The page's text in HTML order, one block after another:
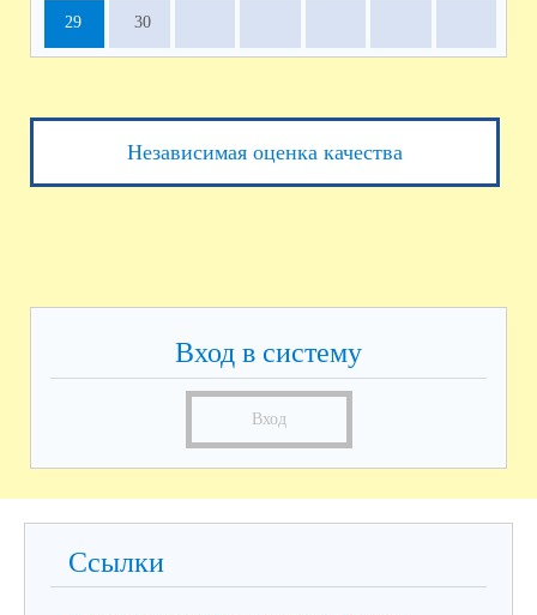
29 30
Независимая оценка качества
Вход в систему
Вход
Ссылки